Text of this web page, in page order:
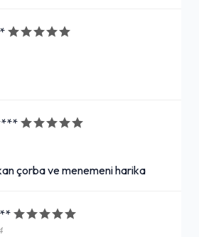
çorba ve menemeni harika